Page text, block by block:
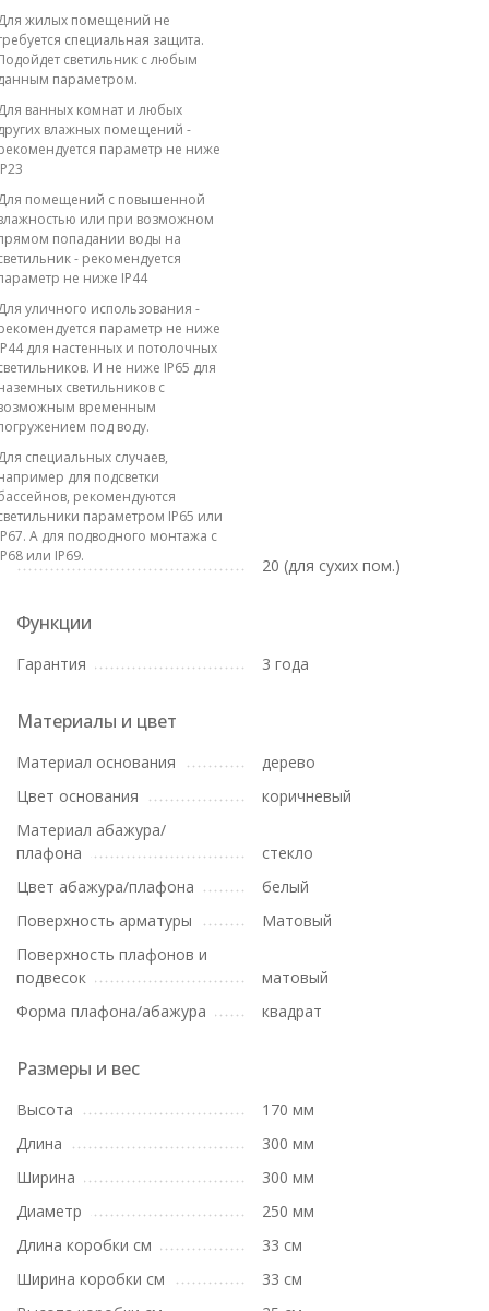
жилых помещений не
специальная защита.
светильник с любым
параметром.
ванных комнат и любых
влажных помещений -
параметр не ниже
помещений с повышенной
или при возможном
попадании воды на
- рекомендуется
не ниже IP44
уличного использования -
параметр не ниже
для настенных и потолочных
И не ниже IP65 для
светильников с
временным
под воду.
специальных случаев,
для подсветки
рекомендуются
параметром IP65 или
А для подводного монтажа с
или IP69.
20 (для сухих пом.)
Функции
Гарантия 3 года
Материалы и цвет
Материал основания
дерево
Цвет основания
коричневый
Материал абажура/
плафона
стекло
Цвет абажура/плафона
белый
Поверхность арматуры
Матовый
Поверхность плафонов и
подвесок
матовый
Форма плафона/абажура
квадрат
Размеры и вес
Высота
170 мм
Длина
300 мм
Ширина
300 мм
Диаметр
250 мм
Длина коробки см
33 см
Ширина коробки см
33 см